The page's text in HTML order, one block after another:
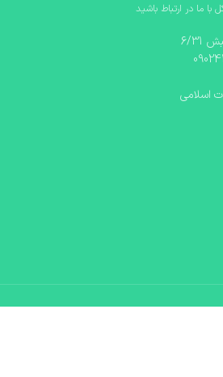
ما در ارتباط باشید
31
اسلامی